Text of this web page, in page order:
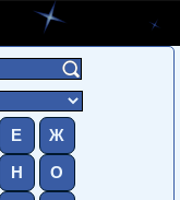
Е Ж
Н О